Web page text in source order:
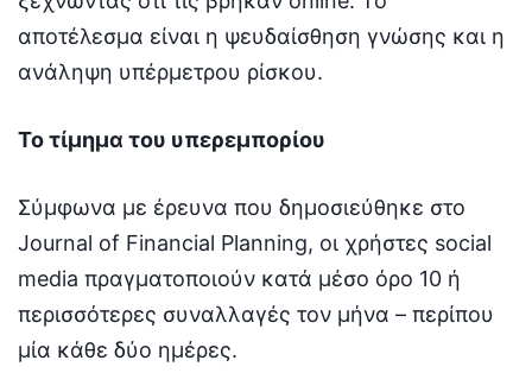
αποτέλεσμα είναι η ψευδαίσθηση γνώσης και η
ανάληψη υπέρμετρου ρίσκου.
Το τίμημα του υπερεμπορίου
Σύμφωνα με έρευνα που δημοσιεύθηκε στο
Journal of Financial Planning, οι χρήστες social
media πραγματοποιούν κατά μέσο όρο 10 ή
περισσότερες συναλλαγές τον μήνα – περίπου
μία κάθε δύο ημέρες.